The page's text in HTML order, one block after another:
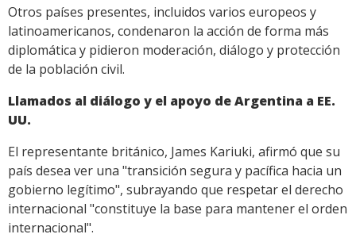
Otros países presentes, incluidos varios europeos y
latinoamericanos, condenaron la acción de forma más
diplomática y pidieron moderación, diálogo y protección
de la población civil.
Llamados al diálogo y el apoyo de Argentina a EE.
UU.
El representante británico, James Kariuki, afirmó que su
país desea ver una "transición segura y pacífica hacia un
gobierno legítimo", subrayando que respetar el derecho
internacional "constituye la base para mantener el orden
internacional".